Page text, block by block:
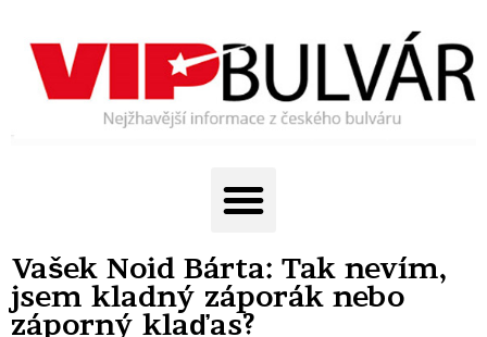
Vašek Noid Bárta: Tak nevím,
jsem kladný záporák nebo
záporný klaďas?